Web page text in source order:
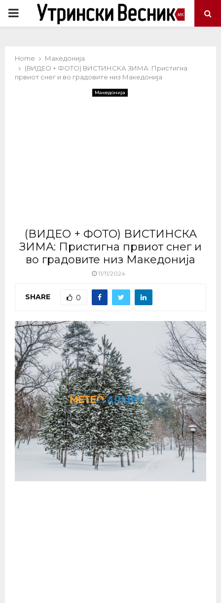
PRIMARY
Home
Македонија
(ВИДЕО + ФОТО) ВИСТИНСКА ЗИМА: Пристигна
првиот снег и во градовите низ Македонија
Македонија
(ВИДЕО + ФОТО) ВИСТИНСКА
ЗИМА: Пристигна првиот снег и
во градовите низ Македонија
11/11/2024
SHARE 0